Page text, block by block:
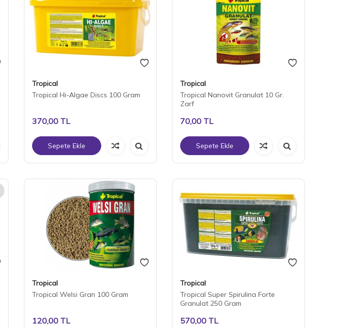
Tropical
Tropical Hi-Algae Discs 100 Gram
370,00TL
Sepete Ekle
Tropical
Tropical Nanovit Granulat 10 Gr.
Zarf
70,00TL
Sepete Ekle
Tropical
Tropical Welsi Gran 100 Gram
120,00TL
Tropical
Tropical Super Spirulina Forte
Granulat 250 Gram
570,00TL